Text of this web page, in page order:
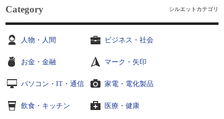
Category シルエットカテゴリ
人物・人間 ビジネス・社会
お金・金融 マーク・矢印
パソコン・IT・通信 家電・電化製品
飲食・キッチン 医療・健康